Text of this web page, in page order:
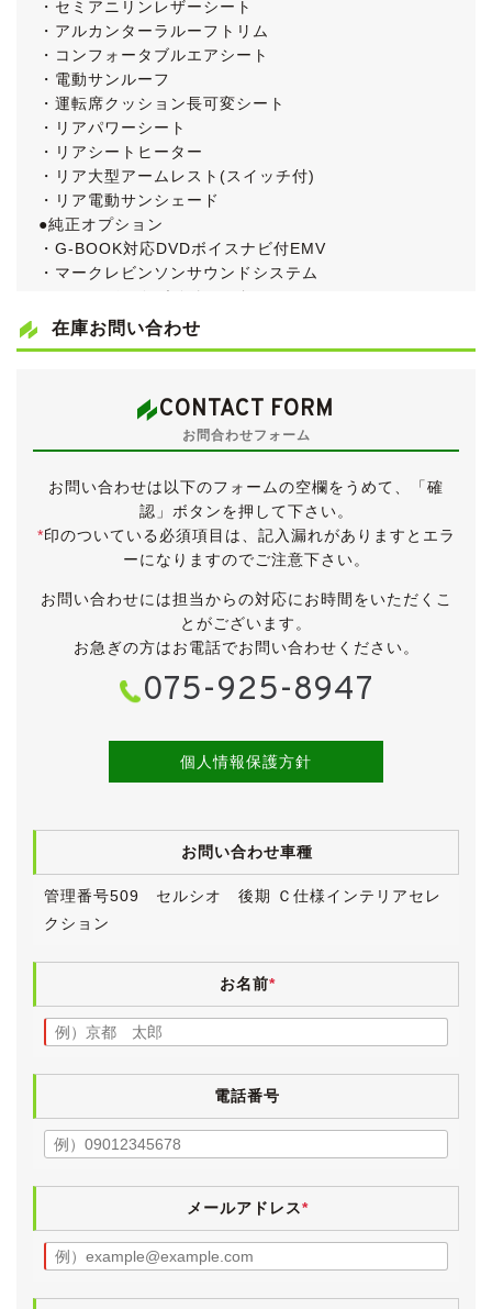
・セミアニリンレザーシート
・アルカンターラルーフトリム
・コンフォータブルエアシート
・電動サンルーフ
・運転席クッション長可変シート
・リアパワーシート
・リアシートヒーター
・リア大型アームレスト(スイッチ付)
・リア電動サンシェード
●純正オプション
・G-BOOK対応DVDボイスナビ付EMV
・マークレビンソンサウンドシステム
・カラーバックガイドモニター
・地デジ
・フロアマット(プレステージ)
●スマートキー(スペアキー有)
●運転席3WAYシートメモリー
●自動防眩ルームミラー
●後席バニティミラー
●コンビハンドル(純正タイプ)
●コンビシフトノブ(純正)
●前後ドライブレコーダー(CELLSTAR GL-05AP)
●取扱説明書＆新車時保証書
●点検記録簿22枚(ほぼディーラー)
●直近にディーラーにて重整備
・ラジエーター＆ホース一式交換
・ステアリングチルト＆テレスコモーター交換
・エアサス４本交換
・右ドアミラー交換
(上記約82万円の作業、明細にて確認済)
●当店入庫後作業
・法定点検
・油脂類他、消耗品交換
・レグノ GR-XⅢ(新品、７月19日交換)
・バンパーメッキモール新品交換
・ボンネット塗装
・フロントグリル塗装
・ヘッドライトレンズ磨き＆クリア再塗装
・ドアバイザー新品交換(純正OP、１台分)
・革シートクリーニング
・アライメント調整
当店代表のマイカーのうちの１台です。
一週間～10日に一度くらいのペースで乗りますので、走
在庫お問い合わせ
CONTACT FORM
お問合わせフォーム
お問い合わせは以下のフォームの空欄をうめて、「確
認」ボタンを押して下さい。
*印のついている必須項目は、記入漏れがありますとエラ
ーになりますのでご注意下さい。
お問い合わせには担当からの対応にお時間をいただくこ
とがございます。
お急ぎの方はお電話でお問い合わせください。
075-925-8947
個人情報保護方針
お問い合わせ車種
管理番号509 セルシオ 後期 Ｃ仕様インテリアセレ
クション
お名前*
電話番号
メールアドレス*